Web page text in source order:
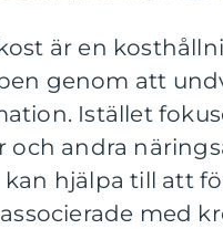
är en
genom att
Istället
och andra
hjälpa till att
med